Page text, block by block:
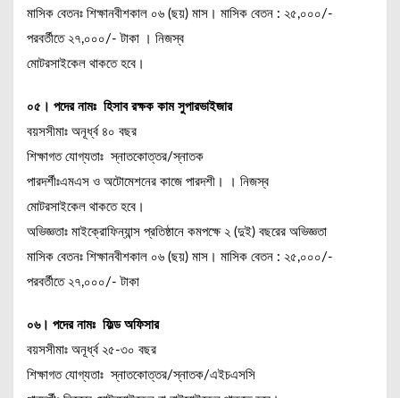
মাসিক বেতনঃ শিক্ষানবীশকাল ০৬ (ছয়) মাস। মাসিক বেতন : ২৫,০০০/-
পরবর্তীতে ২৭,০০০/- টাকা । নিজস্ব
মোটরসাইকেল থাকতে হবে।
০৫। পদের নামঃ হিসাব রক্ষক কাম সুপারভাইজার
বয়সসীমাঃ অনূর্ধ্ব ৪০ বছর
শিক্ষাগত যোগ্যতাঃ স্নাতকোত্তর/স্নাতক
পারদর্শীঃএমএস ও অটোমেশনের কাজে পারদশী। । নিজস্ব
মোটরসাইকেল থাকতে হবে।
অভিজ্ঞতাঃ মাইক্রোফিন্যান্স প্রতিষ্ঠানে কমপক্ষে ২ (দুই) বছরের অভিজ্ঞতা
মাসিক বেতনঃ শিক্ষানবীশকাল ০৬ (ছয়) মাস। মাসিক বেতন : ২৫,০০০/-
পরবর্তীতে ২৭,০০০/- টাকা
০৬। পদের নামঃ ফিল্ড অফিসার
বয়সসীমাঃ অনূর্ধ্ব ২৫-৩০ বছর
শিক্ষাগত যোগ্যতাঃ স্নাতকোত্তর/স্নাতক/এইচএসসি